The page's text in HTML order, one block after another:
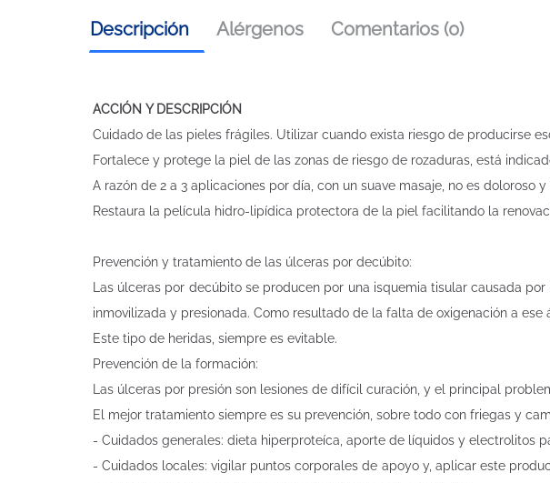
Descripción Alérgenos Comentarios (0)
ACCIÓN Y DESCRIPCIÓN
Cuidado de las pieles frágiles. Utilizar cuando exista riesgo de producirse
Fortalece y protege la piel de las zonas de riesgo de rozaduras, está
A razón de 2 a 3 aplicaciones por día, con un suave masaje, no es doloroso
Restaura la película hidro-lipídica protectora de la piel facilitando la
Prevención y tratamiento de las úlceras por decúbito:
Las úlceras por decúbito se producen por una isquemia tisular causada
inmovilizada y presionada. Como resultado de la falta de oxigenación a ese
Este tipo de heridas, siempre es evitable.
Prevención de la formación:
Las úlceras por presión son lesiones de difícil curación, y el principal
El mejor tratamiento siempre es su prevención, sobre todo con friegas y
- Cuidados generales: dieta hiperproteíca, aporte de líquidos y electrolitos
- Cuidados locales: vigilar puntos corporales de apoyo y, aplicar este